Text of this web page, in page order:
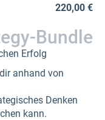
220,00 €
Bundle
Erfolg
anhand von
Denken
kann.